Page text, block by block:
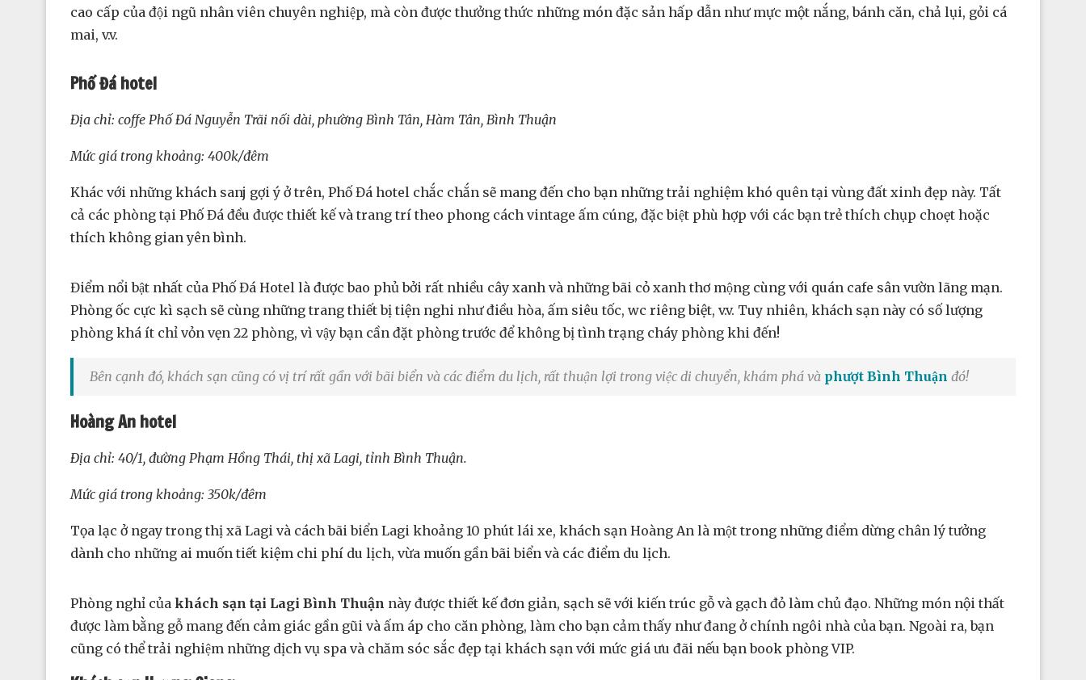
cao cấp của đội ngũ nhân viên chuyên nghiệp, mà còn được thưởng thức những món đặc sản hấp dẫn như mực một nắng, bánh căn, chả lụi, gỏi cá
mai, v.v.
Phố Đá hotel
Địa chỉ: coffe Phố Đá Nguyễn Trãi nối dài, phường Bình Tân, Hàm Tân, Bình Thuận
Mức giá trong khoảng: 400k/đêm
Khác với những khách sanj gợi ý ở trên, Phố Đá hotel chắc chắn sẽ mang đến cho bạn những trải nghiệm khó quên tại vùng đất xinh đẹp này. Tất
cả các phòng tại Phố Đá đều được thiết kế và trang trí theo phong cách vintage ấm cúng, đặc biệt phù hợp với các bạn trẻ thích chụp choẹt hoặc
thích không gian yên bình.
Điểm nổi bật nhất của Phố Đá Hotel là được bao phủ bởi rất nhiều cây xanh và những bãi cỏ xanh thơ mộng cùng với quán cafe sân vườn lãng mạn.
Phòng ốc cực kì sạch sẽ cùng những trang thiết bị tiện nghi như điều hòa, ấm siêu tốc, wc riêng biệt, v.v. Tuy nhiên, khách sạn này có số lượng
phòng khá ít chỉ vỏn vẹn 22 phòng, vì vậy bạn cần đặt phòng trước để không bị tình trạng cháy phòng khi đến!
Bên cạnh đó, khách sạn cũng có vị trí rất gần với bãi biển và các điểm du lịch, rất thuận lợi trong việc di chuyển, khám phá và phượt Bình Thuận đó!
Hoàng An hotel
Địa chỉ: 40/1, đường Phạm Hồng Thái, thị xã Lagi, tỉnh Bình Thuận.
Mức giá trong khoảng: 350k/đêm
Tọa lạc ở ngay trong thị xã Lagi và cách bãi biển Lagi khoảng 10 phút lái xe, khách sạn Hoàng An là một trong những điểm dừng chân lý tưởng
dành cho những ai muốn tiết kiệm chi phí du lịch, vừa muốn gần bãi biển và các điểm du lịch.
Phòng nghỉ của khách sạn tại Lagi Bình Thuận này được thiết kế đơn giản, sạch sẽ với kiến trúc gỗ và gạch đỏ làm chủ đạo. Những món nội thất
được làm bằng gỗ mang đến cảm giác gần gũi và ấm áp cho căn phòng, làm cho bạn cảm thấy như đang ở chính ngôi nhà của bạn. Ngoài ra, bạn
cũng có thể trải nghiệm những dịch vụ spa và chăm sóc sắc đẹp tại khách sạn với mức giá ưu đãi nếu bạn book phòng VIP.